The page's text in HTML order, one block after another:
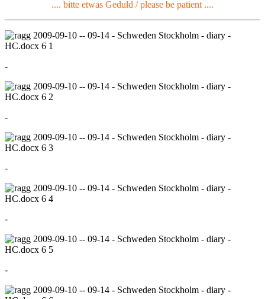
.... bitte etwas Geduld / please be patient ....
-
-
-
-
-